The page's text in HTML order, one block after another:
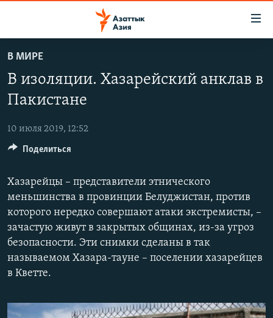
основному
содержанию
навигации
поиску
КАЗАХСТАН
УЗБЕКИСТАН
ТАДЖИКИСТАН
НОВОСТИ
ВОЙНА В УКРАИНЕ
НА ДРУГИХ ЯЗЫКАХ
ҚАЗАҚША
ЎЗБЕКЧА
ТОҶИКӢ
TÜRKMENÇE
Все сайты РСЕ/РС
В МИРЕ
В изоляции. Хазарейский анклав в
Пакистане
10 июля 2019, 12:52
Хазарейцы – представители этнического
меньшинства в провинции Белуджистан, против
которого нередко совершают атаки экстремисты, –
зачастую живут в закрытых общинах, из-за угроз
безопасности. Эти снимки сделаны в так
называемом Хазара-тауне – поселении хазарейцев
в Кветте.
Поделиться